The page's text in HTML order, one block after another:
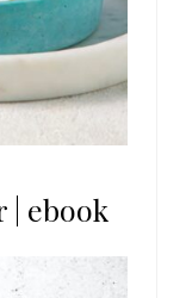
| ebook